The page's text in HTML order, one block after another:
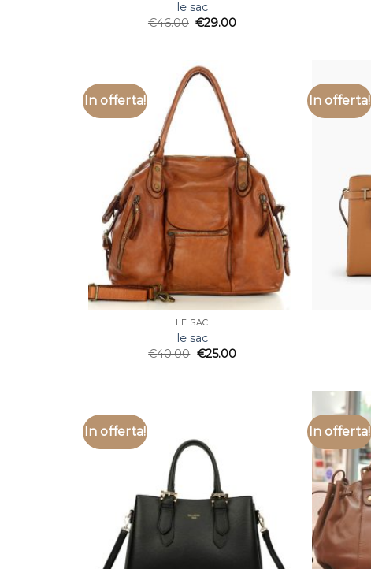
le sac
€46.00 €29.00
In offerta!
LE SAC
le sac
€40.00 €25.00
In offerta!
In offerta! In offerta!